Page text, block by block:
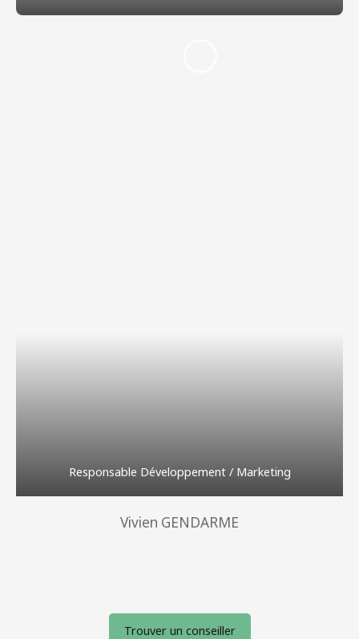
Responsable Développement / Marketing
Vivien GENDARME
Trouver un conseiller